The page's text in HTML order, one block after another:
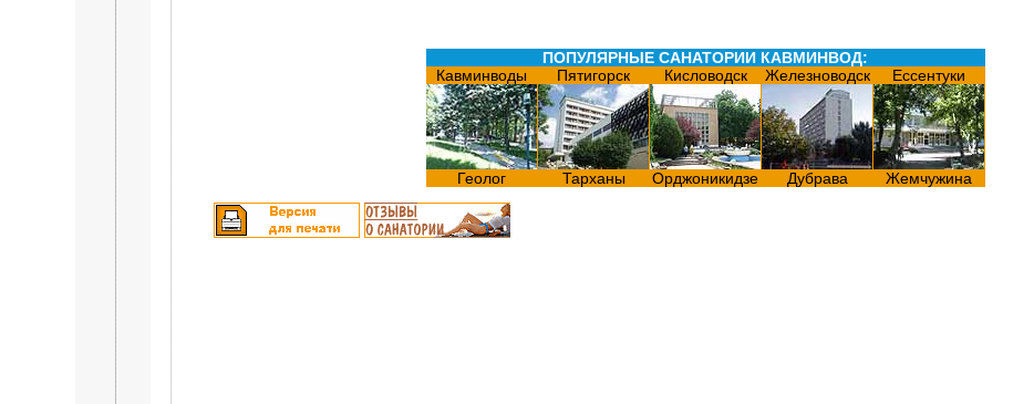
ПОПУЛЯРНЫЕ САНАТОРИИ КАВМИНВОД:
Кавминводы
Пятигорск Кисловодск Железноводск Ессентуки
Геолог Тарханы Орджоникидзе Дубрава Жемчужина